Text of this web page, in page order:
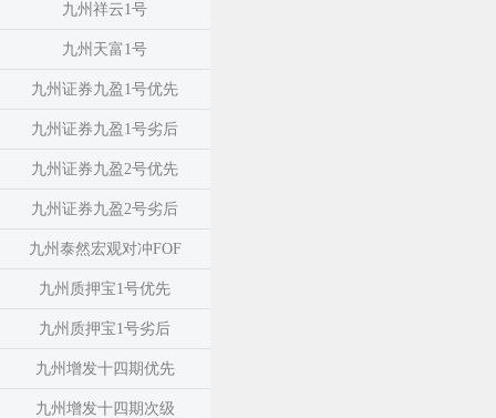
九州祥云1号
九州天富1号
九州证券九盈1号优先
九州证券九盈1号劣后
九州证券九盈2号优先
九州证券九盈2号劣后
九州泰然宏观对冲FOF
九州质押宝1号优先
九州质押宝1号劣后
九州增发十四期优先
九州增发十四期次级